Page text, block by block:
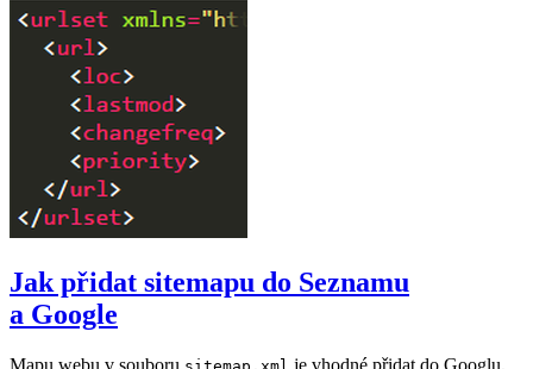
Jak přidat sitemapu do Seznamu
a Google
Mapu webu v souboru
je vhodné přidat do Googlu,